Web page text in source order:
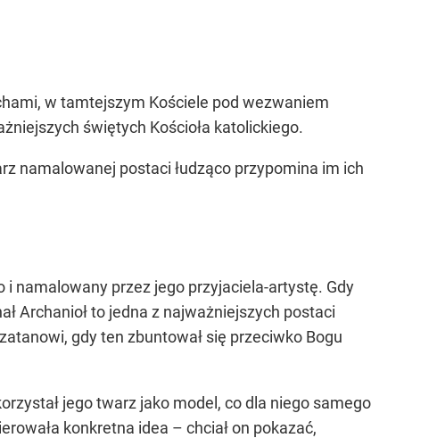
w tamtejszym Kościele pod wezwaniem
świętych Kościoła katolickiego.
namalowanej postaci łudząco przypomina im ich
i namalowany przez jego przyjaciela-artystę. Gdy
Archanioł to jedna z najważniejszych postaci
gdy ten zbuntował się przeciwko Bogu
jego twarz jako model, co dla niego samego
konkretna idea – chciał on pokazać,